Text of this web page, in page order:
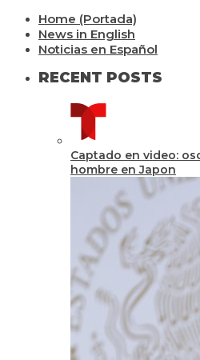
Home (Portada)
News in English
Noticias en Español
RECENT POSTS
Captado en video:
hombre en Japon